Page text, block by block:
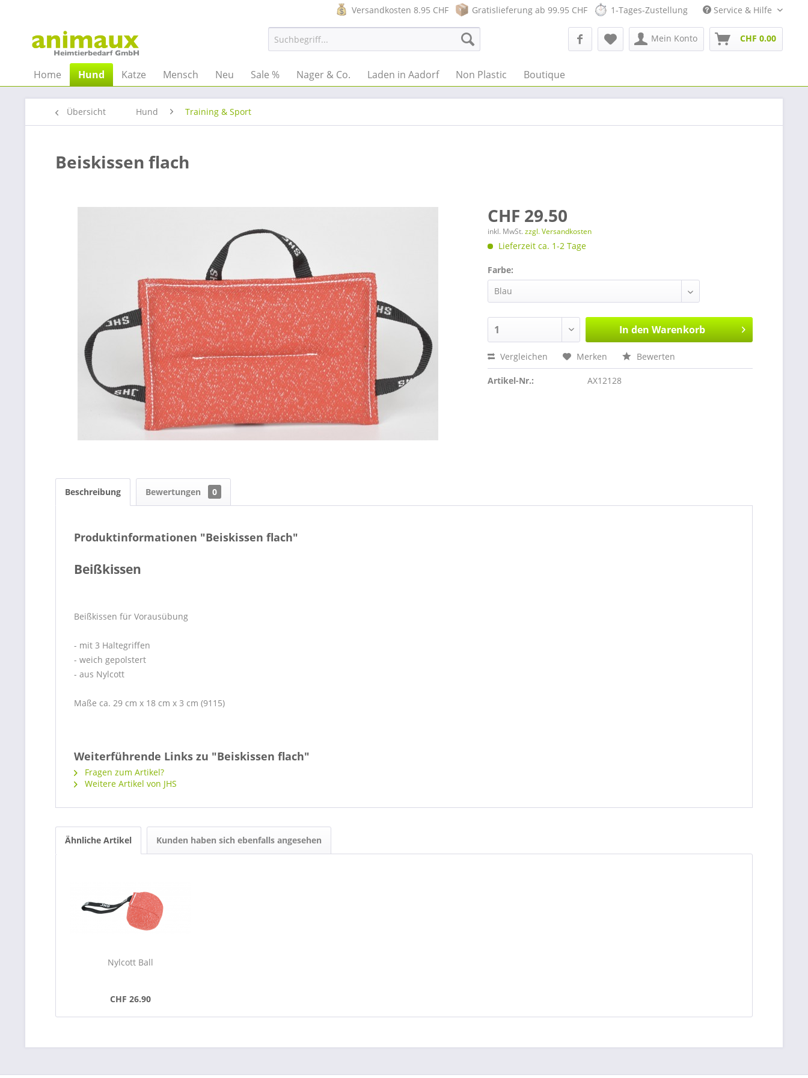
Versandkosten 8.95 CHF Gratislieferung ab 99.95 CHF 1-Tages-Zustellung Service & Hilfe
Mein Konto CHF 0.00
Home Hund Katze Mensch Neu Sale % Nager & Co. Laden in Aadorf Non Plastic Boutique
Übersicht Hund Training & Sport
Beiskissen flach
CHF 29.50
inkl. MwSt.zzgl. Versandkosten
Lieferzeit ca. 1-2 Tage
Farbe:
In den Warenkorb
Vergleichen Merken Bewerten
Artikel-Nr.: AX12128
Beschreibung Bewertungen 0
Produktinformationen "Beiskissen flach"
Beißkissen
Beißkissen für Vorausübung
- mit 3 Haltegriffen
- weich gepolstert
- aus Nylcott
Maße ca. 29 cm x 18 cm x 3 cm (9115)
Weiterführende Links zu "Beiskissen flach"
Fragen zum Artikel?
Weitere Artikel von JHS
Ähnliche Artikel Kunden haben sich ebenfalls angesehen
Nylcott Ball
CHF 26.90